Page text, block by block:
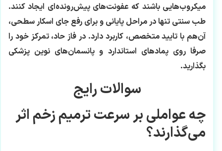
میکروب‌هایی باشند که عفونت‌های پیش‌رونده‌ای ایجاد کنند.
طب سنتی تنها در مراحل پایانی و برای رفع جای اسکار سطحی،
آن‌هم با تایید متخصص، کاربرد دارد. در فاز حاد، تمرکز خود را
صرفا روی پمادهای استاندارد و پانسمان‌های نوین پزشکی
بگذارید.
سوالات رایج
چه عواملی بر سرعت ترمیم زخم اثر
می‌گذارند؟